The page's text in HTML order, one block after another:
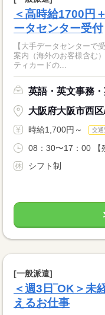
＜高時給1700円
ータセンター受付
【大手データセンターで
案内（海外のお客様含む
ティカードの...
英語・英文事務
大阪府大阪市西区
時給1,700円～ 交通
08：30〜17：00
シフト制
[一般派遣]
＜週3日‾OK＞
えるお仕事